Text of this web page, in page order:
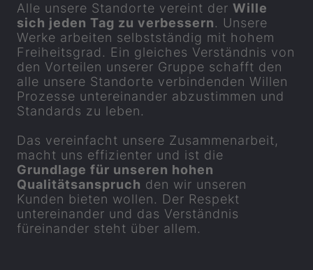
Alle unsere Standorte vereint der Wille
sich jeden Tag zu verbessern. Unsere
Werke arbeiten selbstständig mit hohem
Freiheitsgrad. Ein gleiches Verständnis von
den Vorteilen unserer Gruppe schafft den
alle unsere Standorte verbindenden Willen
Prozesse untereinander abzustimmen und
Standards zu leben.
Das vereinfacht unsere Zusammenarbeit,
macht uns effizienter und ist die
Grundlage für unseren hohen
Qualitätsanspruch den wir unseren
Kunden bieten wollen. Der Respekt
untereinander und das Verständnis
füreinander steht über allem.